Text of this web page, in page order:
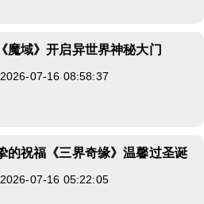
魔域》开启异世界神秘大门
07-16 08:58:37
的祝福《三界奇缘》温馨过圣诞
07-16 05:22:05